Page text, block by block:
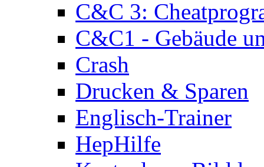
C&C 3:
C&C1 - Gebäude
Crash
Drucken & Sparen
Englisch-Trainer
HepHilfe